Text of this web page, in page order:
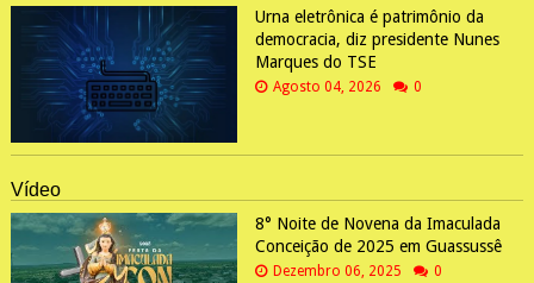
Urna eletrônica é patrimônio da
democracia, diz presidente Nunes
Marques do TSE
Agosto 04, 2026 0
Vídeo
8° Noite de Novena da Imaculada
Conceição de 2025 em Guassussê
Dezembro 06, 2025 0